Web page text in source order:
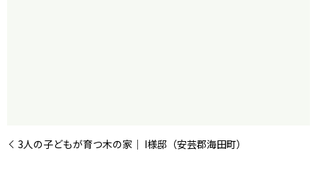
3人の子どもが育つ木の家｜ I様邸（安芸郡海田町）